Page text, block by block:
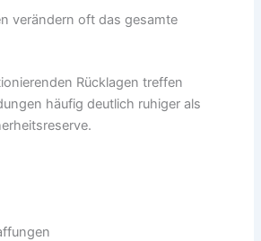
verändern oft das gesamte
Rücklagen treffen
häufig deutlich ruhiger als